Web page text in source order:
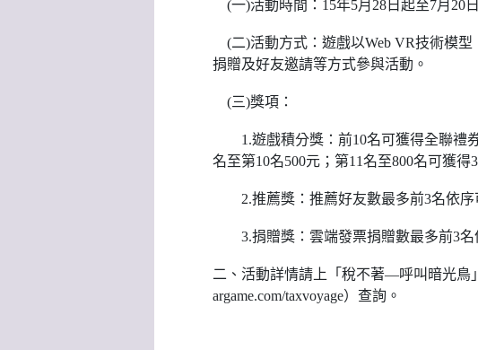
(一)活動時間：15年5月28日起至7月20
(二)活動方式：遊戲以Web VR技術模
捐贈及好友邀請等方式參與活動。
(三)獎項：
1.遊戲積分獎：前10名可獲得全聯禮券
名至第10名500元；第11名至800名可獲得
2.推薦獎：推薦好友數最多前3名依序
3.捐贈獎：雲端發票捐贈數最多前3名
二、活動詳情請上「稅不著—呼叫暗光鳥
argame.com/taxvoyage）查詢。